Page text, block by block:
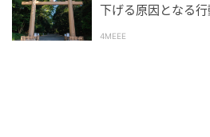
慎重さや不安に意識が向きやす
ずつ前向きなエネルギーが戻っ
下げる原因となる行
4MEEE